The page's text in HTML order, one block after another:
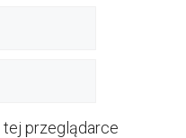
tej przeglądarce